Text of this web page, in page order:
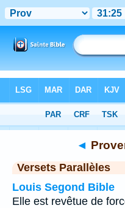
Chapitre 31 > Verset 25
◄
Versets Parallèles
Louis Segond Bible
Elle est revêtue de